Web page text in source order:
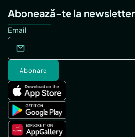
Abonează-te la newsletter
Email
Abonare